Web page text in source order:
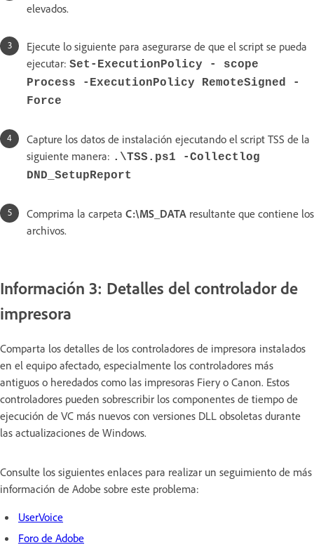
elevados.
Ejecute lo siguiente para asegurarse de que el script se pueda
ejecutar: Set-ExecutionPolicy - scope
Process -ExecutionPolicy RemoteSigned -
Force
Capture los datos de instalación ejecutando el script TSS de la
siguiente manera: .\TSS.ps1 -Collectlog
DND_SetupReport
Comprima la carpeta C:\MS_DATA resultante que contiene los
archivos.
Información 3: Detalles del controlador de
impresora
Comparta los detalles de los controladores de impresora instalados
en el equipo afectado, especialmente los controladores más
antiguos o heredados como las impresoras Fiery o Canon. Estos
controladores pueden sobrescribir los componentes de tiempo de
ejecución de VC más nuevos con versiones DLL obsoletas durante
las actualizaciones de Windows.
Consulte los siguientes enlaces para realizar un seguimiento de más
información de Adobe sobre este problema:
UserVoice
Foro de Adobe